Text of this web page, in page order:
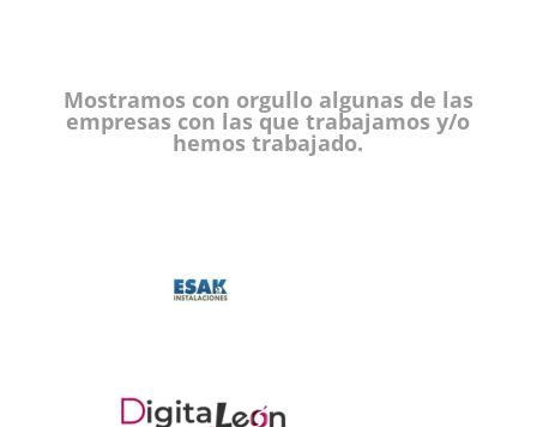
Mostramos con orgullo algunas de las
empresas con las que trabajamos y/o
hemos trabajado.